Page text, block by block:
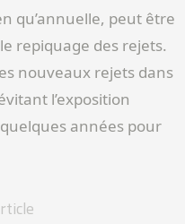
qu’annuelle, peut être
repiquage des rejets.
nouveaux rejets dans
l’exposition
années pour